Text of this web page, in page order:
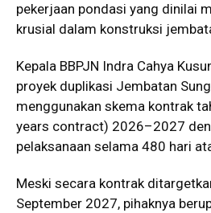
pekerjaan pondasi yang dinilai
krusial dalam konstruksi
Kepala BBPJN Indra Cahya
proyek duplikasi Jembatan
menggunakan skema kontrak
years contract) 2026–2027
pelaksanaan selama 480 hari
Meski secara kontrak
September 2027, pihaknya